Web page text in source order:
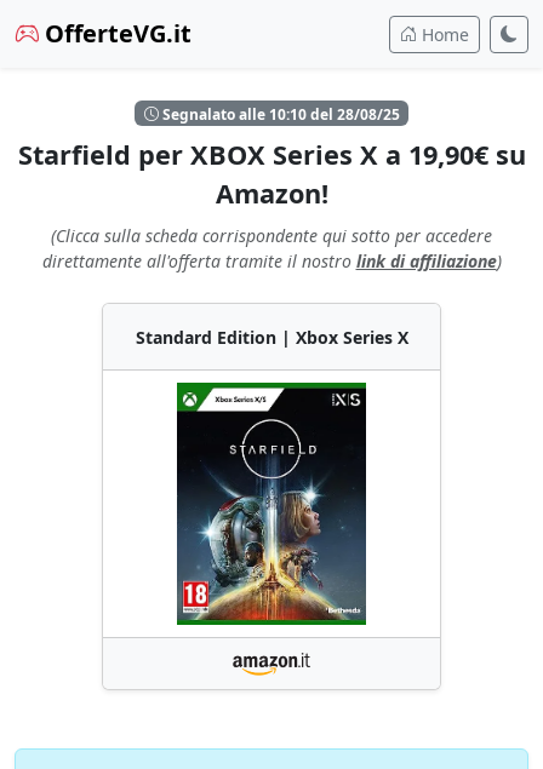
OfferteVG.it Home
Segnalato alle 10:10 del 28/08/25
Starfield per XBOX Series X a 19,90€ su
Amazon!
(Clicca sulla scheda corrispondente qui sotto per accedere
direttamente all'offerta tramite il nostro link di affiliazione)
Standard Edition | Xbox Series X